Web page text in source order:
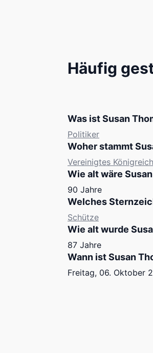
Häufig
Was ist Susan
Politiker
Woher stammt
Vereinigtes Königreich
Wie alt wäre
90 Jahre
Welches
Schütze
Wie alt wurde
87 Jahre
Wann ist Susan
Freitag, 06. Oktober